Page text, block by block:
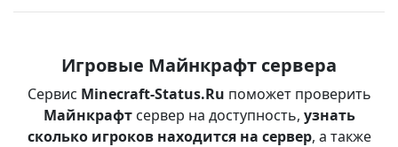
Игровые Майнкрафт сервера
Сервис Minecraft-Status.Ru поможет проверить
Майнкрафтсервер на доступность, узнать
сколько игроков находится на сервер, а также